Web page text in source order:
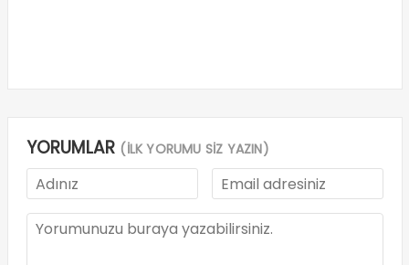
YORUMLAR (İLK YORUMU SİZ YAZIN)